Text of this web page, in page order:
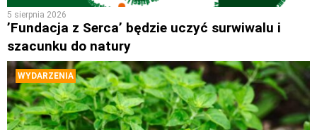
5 sierpnia 2026
’Fundacja z Serca’ będzie uczyć surwiwalu i
szacunku do natury
WYDARZENIA